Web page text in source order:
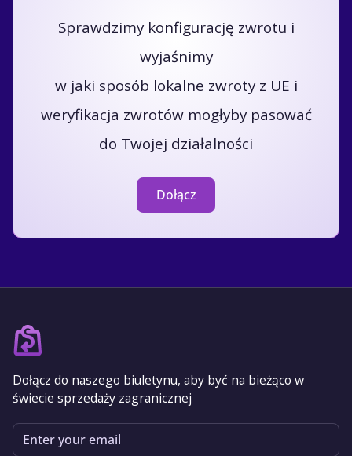
Sprawdzimy konfigurację zwrotu i
wyjaśnimy
w jaki sposób lokalne zwroty z UE i
weryfikacja zwrotów mogłyby pasować
do Twojej działalności
Dołącz
Dołącz do naszego biuletynu, aby być na bieżąco w
świecie sprzedaży zagranicznej
Email